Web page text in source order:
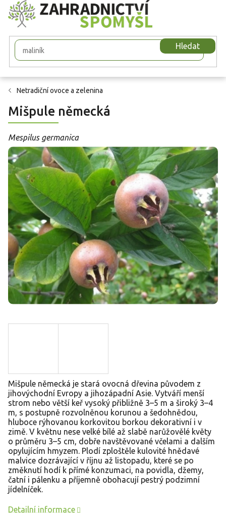
Přejít
na
obsah
Hledat
Netradiční ovoce a zelenina
Mišpule německá
Mespilus germanica
Mišpule německá je stará ovocná dřevina původem z
jihovýchodní Evropy a jihozápadní Asie. Vytváří menší
strom nebo větší keř vysoký přibližně 3–5 m a široký 3–4
m, s postupně rozvolněnou korunou a šedohnědou,
hluboce rýhovanou korkovitou borkou dekorativní i v
zimě. V květnu nese velké bílé až slabě narůžovělé květy
o průměru 3–5 cm, dobře navštěvované včelami a dalším
opylujícím hmyzem. Plodí zploštěle kulovité hnědavé
malvice dozrávající v říjnu až listopadu, které se po
změknutí hodí k přímé konzumaci, na povidla, džemy,
čatní i pálenku a příjemně obohacují pestrý podzimní
jídelníček.
Detailní informace